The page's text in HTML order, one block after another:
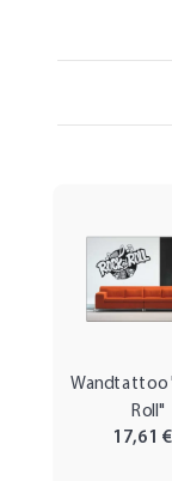
Wandtattoo
Roll"
17,61 €